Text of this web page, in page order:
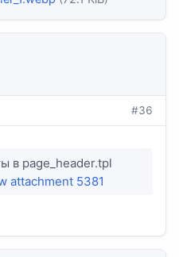
#36
в page_header.tpl
attachment 5381